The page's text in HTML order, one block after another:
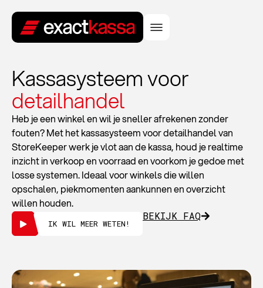
Kassasysteem voor
detailhandel
Heb je een winkel en wil je sneller afrekenen zonder
fouten? Met het kassasysteem voor detailhandel van
StoreKeeper werk je vlot aan de kassa, houd je realtime
inzicht in verkoop en voorraad en voorkom je gedoe met
losse systemen. Ideaal voor winkels die willen
opschalen, piekmomenten aankunnen en overzicht
willen houden.
IK WIL MEER WETEN!
BEKIJK FAQ